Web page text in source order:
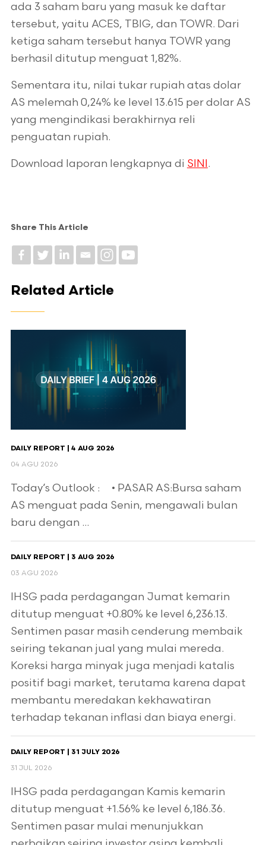
ada 3 saham baru yang masuk ke daftar
tersebut, yaitu ACES, TBIG, dan TOWR. Dari
ketiga saham tersebut hanya TOWR yang
berhasil ditutup menguat 1,82%.
Sementara itu, nilai tukar rupiah atas dolar
AS melemah 0,24% ke level 13.615 per dolar AS
yang mengindikasi berakhirnya reli
penguatan rupiah.
Download laporan lengkapnya di SINI .
Share This Article
Related Article
DAILY REPORT | 4 AUG 2026
04 AGU 2026
Today’s Outlook : • PASAR AS:Bursa saham
AS menguat pada Senin, mengawali bulan
baru dengan ...
DAILY REPORT | 3 AUG 2026
03 AGU 2026
IHSG pada perdagangan Jumat kemarin
ditutup menguat +0.80% ke level 6,236.13.
Sentimen pasar masih cenderung membaik
seiring tekanan jual yang mulai mereda.
Koreksi harga minyak juga menjadi katalis
positif bagi market, terutama karena dapat
membantu meredakan kekhawatiran
terhadap tekanan inflasi dan biaya energi.
DAILY REPORT | 31 JULY 2026
31 JUL 2026
IHSG pada perdagangan Kamis kemarin
ditutup menguat +1.56% ke level 6,186.36.
Sentimen pasar mulai menunjukkan